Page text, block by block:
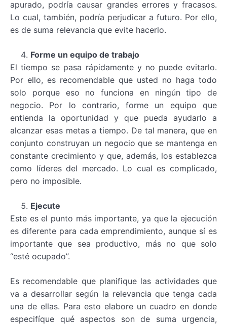
apurado, podría causar grandes errores y fracasos.
Lo cual, también, podría perjudicar a futuro. Por ello,
es de suma relevancia que evite hacerlo.
Forme un equipo de trabajo
El tiempo se pasa rápidamente y no puede evitarlo.
Por ello, es recomendable que usted no haga todo
solo porque eso no funciona en ningún tipo de
negocio. Por lo contrario, forme un equipo que
entienda la oportunidad y que pueda ayudarlo a
alcanzar esas metas a tiempo. De tal manera, que en
conjunto construyan un negocio que se mantenga en
constante crecimiento y que, además, los establezca
como líderes del mercado. Lo cual es complicado,
pero no imposible.
Ejecute
Este es el punto más importante, ya que la ejecución
es diferente para cada emprendimiento, aunque sí es
importante que sea productivo, más no que solo
“esté ocupado”.
Es recomendable que planifique las actividades que
va a desarrollar según la relevancia que tenga cada
una de ellas. Para esto elabore un cuadro en donde
especifíque qué aspectos son de suma urgencia,